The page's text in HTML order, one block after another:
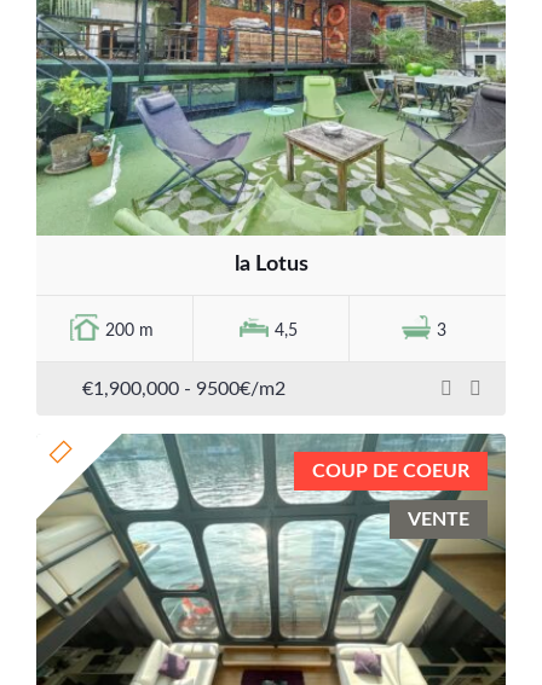
la Lotus
200 m 4,5 3
€1,900,000 - 9500€/m2
COUP DE COEUR
VENTE